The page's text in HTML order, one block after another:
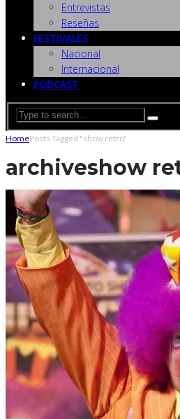
Entrevistas
Reseñas
FESTIVALES
Nacional
Internacional
PODCAST
HomePosts Tagged "show retro"
archiveshow